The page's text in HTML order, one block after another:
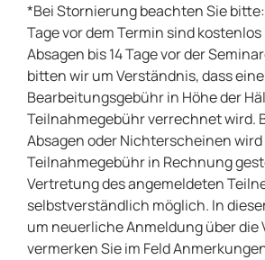
*Bei Stornierung beachten Sie
Tage vor dem Termin sind
Absagen bis 14 Tage vor der
bitten wir um Verständnis, dass eine
Bearbeitungsgebühr in Höhe der
Teilnahmegebühr verrechnet wird.
Absagen oder Nichterscheinen
Teilnahmegebühr in Rechnung
Vertretung des angemeldeten
selbstverständlich möglich. In
um neuerliche Anmeldung über die
vermerken Sie im Feld